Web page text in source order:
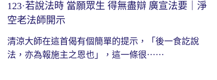
123·若說法時 當願眾生 得無盡辯 廣宣法要｜淨
空老法師開示
清涼大師在這首偈有個簡單的提示，「後一食訖說
法，亦為報施主之恩也」，這一條很⋯⋯